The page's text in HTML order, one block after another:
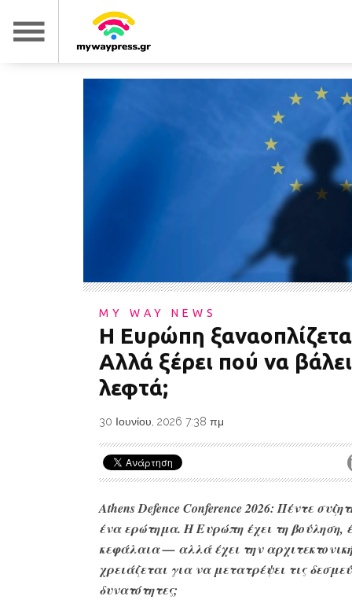
MY WAY NEWS
Η Ευρώπη
Αλλά ξέρει πού να
λεφτά;
30 Ιουνίου, 2026 7:38 πμ
Athens Defence Conference 2026: Πέντε
ένα ερώτημα. Η Ευρώπη έχει τη βούληση,
κεφάλαια — αλλά έχει την
χρειάζεται για να μετατρέψει τις
δυνατότητες;